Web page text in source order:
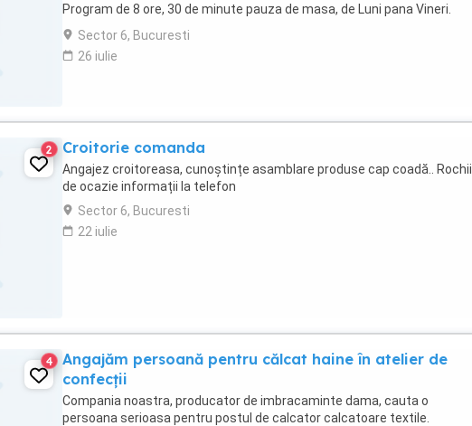
Program de 8 ore, 30 de minute pauza de masa, de Luni pana Vineri.
Contract de munca. Mediu ...
Sector 6, Bucuresti
26 iulie
2 Croitorie comanda
Angajez croitoreasa, cunoștințe asamblare produse cap coadă.. Rochii
de ocazie informații la telefon
Sector 6, Bucuresti
22 iulie
4
Angajăm persoană pentru călcat haine în atelier de
confecții
Compania noastra, producator de imbracaminte dama, cauta o
persoana serioasa pentru postul de calcator calcatoare textile.